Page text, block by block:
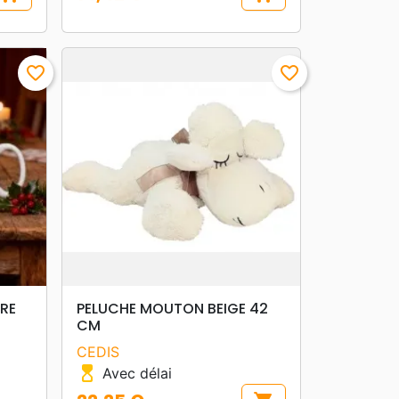
favorite_border
searchAPERÇU RAPIDE
favorite_border
PELUCHE MOUTON BEIGE 42
CM
CEDIS
hourglass_top Avec délai